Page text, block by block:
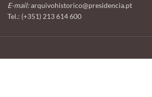
E-mail:arquivohistorico@presidencia.pt
Tel.: (+351) 213 614 600